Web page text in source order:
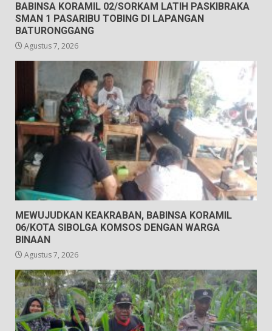
BABINSA KORAMIL 02/SORKAM LATIH PASKIBRAKA
SMAN 1 PASARIBU TOBING DI LAPANGAN
BATURONGGANG
Agustus 7, 2026
MEWUJUDKAN KEAKRABAN, BABINSA KORAMIL
06/KOTA SIBOLGA KOMSOS DENGAN WARGA
BINAAN
Agustus 7, 2026